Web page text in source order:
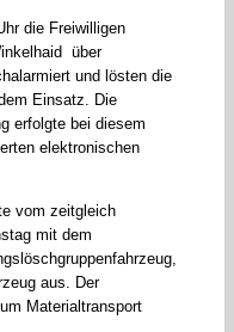
die Freiwilligen
über
und lösten die
Einsatz. Die
erfolgte bei diesem
elektronischen
vom zeitgleich
mit dem
aus. Der
Materialtransport